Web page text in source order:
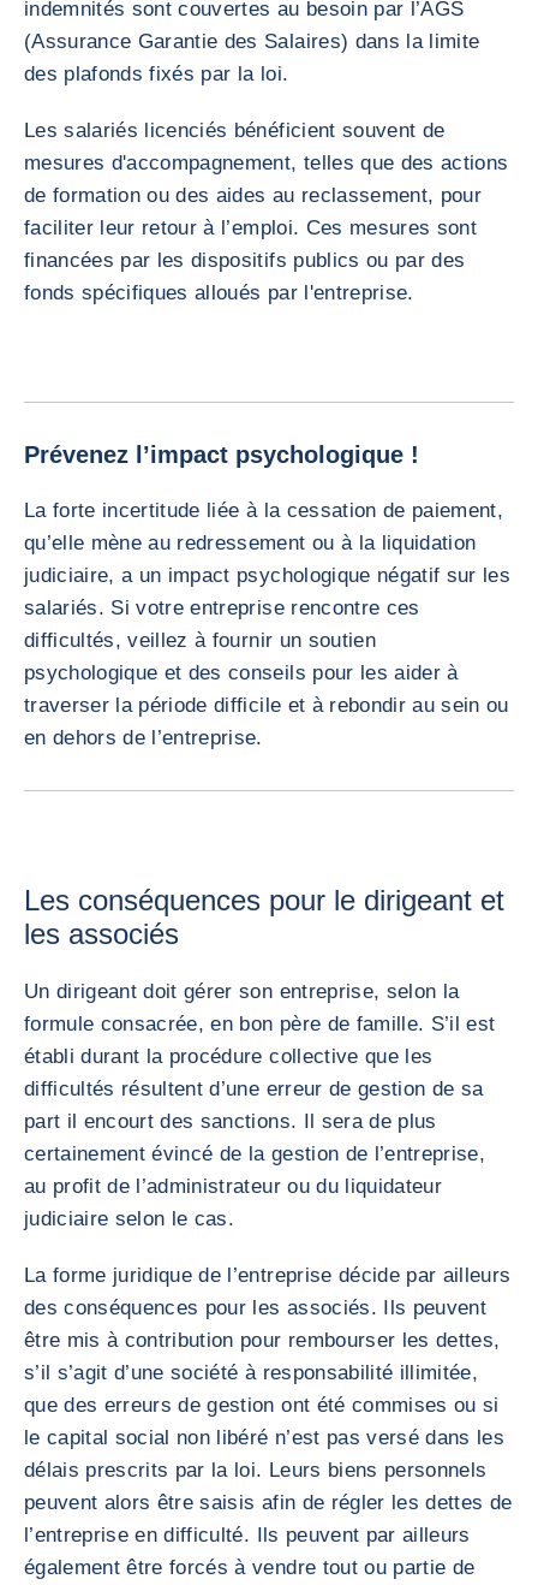
indemnités sont couvertes au besoin par l’AGS
(Assurance Garantie des Salaires) dans la limite
des plafonds fixés par la loi.
Les salariés licenciés bénéficient souvent de
mesures d'accompagnement, telles que des actions
de formation ou des aides au reclassement, pour
faciliter leur retour à l’emploi. Ces mesures sont
financées par les dispositifs publics ou par des
fonds spécifiques alloués par l'entreprise.
Prévenez l’impact psychologique !
La forte incertitude liée à la cessation de paiement,
qu’elle mène au redressement ou à la liquidation
judiciaire, a un impact psychologique négatif sur les
salariés. Si votre entreprise rencontre ces
difficultés, veillez à fournir un soutien
psychologique et des conseils pour les aider à
traverser la période difficile et à rebondir au sein ou
en dehors de l’entreprise.
Les conséquences pour le dirigeant et
les associés
Un dirigeant doit gérer son entreprise, selon la
formule consacrée, en bon père de famille. S’il est
établi durant la procédure collective que les
difficultés résultent d’une erreur de gestion de sa
part il encourt des sanctions. Il sera de plus
certainement évincé de la gestion de l’entreprise,
au profit de l’administrateur ou du liquidateur
judiciaire selon le cas.
La forme juridique de l’entreprise décide par ailleurs
des conséquences pour les associés. Ils peuvent
être mis à contribution pour rembourser les dettes,
s’il s’agit d’une société à responsabilité illimitée,
que des erreurs de gestion ont été commises ou si
le capital social non libéré n’est pas versé dans les
délais prescrits par la loi. Leurs biens personnels
peuvent alors être saisis afin de régler les dettes de
l’entreprise en difficulté. Ils peuvent par ailleurs
également être forcés à vendre tout ou partie de